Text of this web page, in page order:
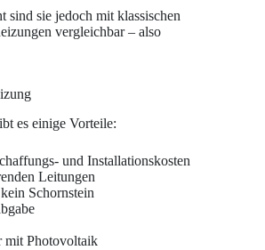
sind sie jedoch mit klassischen
vergleichbar – also
es einige Vorteile:
und Installationskosten
Leitungen
Schornstein
mit Photovoltaik